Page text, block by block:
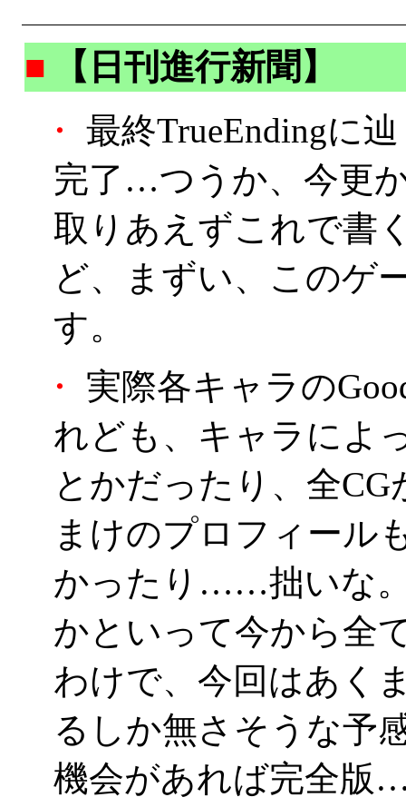
■
【日刊進行新聞】
・
最終TrueEndingに
完了…つうか、今更
取りあえずこれで
ど、まずい、このゲ
す。
・
実際各キャラの
れども、キャラによ
とかだったり、全
まけのプロフィール
かったり……拙いな
かといって今から全
わけで、今回はあく
るしか無さそうな予
機会があれば完全版